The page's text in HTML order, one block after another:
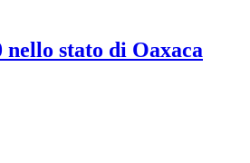
nello stato di Oaxaca